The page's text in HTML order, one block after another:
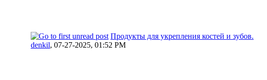
Продукты для укрепления костей и зубов.
denkil, 07-27-2025, 01:52 PM